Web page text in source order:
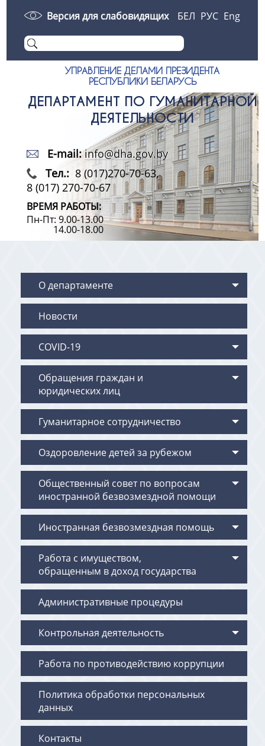
Версия для слабовидящих БЕЛ РУС Eng
УПРАВЛЕНИЕ ДЕЛАМИ ПРЕЗИДЕНТА
РЕСПУБЛИКИ БЕЛАРУСЬ
ДЕПАРТАМЕНТ ПО ГУМАНИТАРНОЙ
ДЕЯТЕЛЬНОСТИ
E-mail: info@dha.gov.by
Тел.:8 (017)270-70-63,
8 (017) 270-70-67
ВРЕМЯ РАБОТЫ:
Пн-Пт: 9.00-13.00
14.00-18.00
О департаменте
Новости
COVID-19
Обращения граждан и
юридических лиц
Гуманитарное сотрудничество
Оздоровление детей за рубежом
Общественный совет по вопросам
иностранной безвозмездной помощи
Иностранная безвозмездная помощь
Работа с имуществом,
обращенным в доход государства
Административные процедуры
Контрольная деятельность
Работа по противодействию коррупции
Политика обработки персональных
данных
Контакты